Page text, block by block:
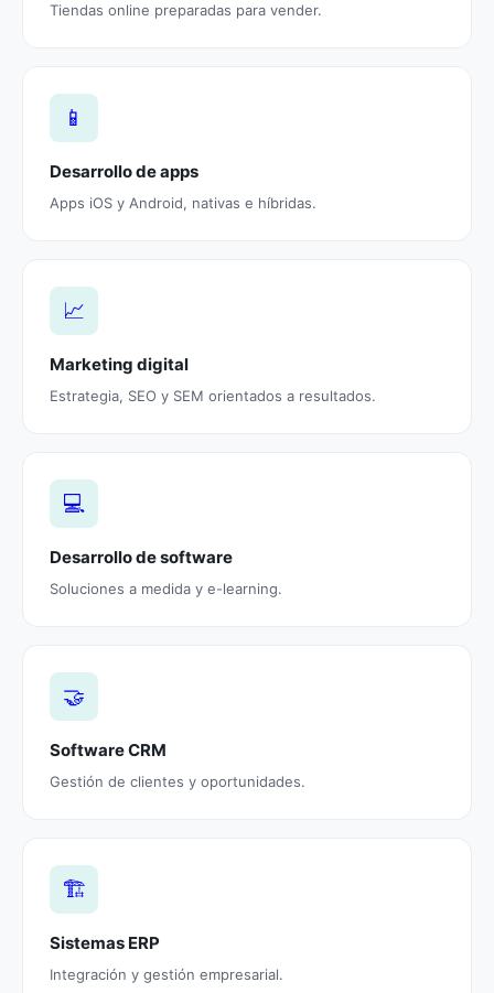
Tiendas online preparadas para vender.
📱
Desarrollo de apps
Apps iOS y Android, nativas e híbridas.
📈
Marketing digital
Estrategia, SEO y SEM orientados a resultados.
💻
Desarrollo de software
Soluciones a medida y e-learning.
🤝
Software CRM
Gestión de clientes y oportunidades.
🏗️
Sistemas ERP
Integración y gestión empresarial.